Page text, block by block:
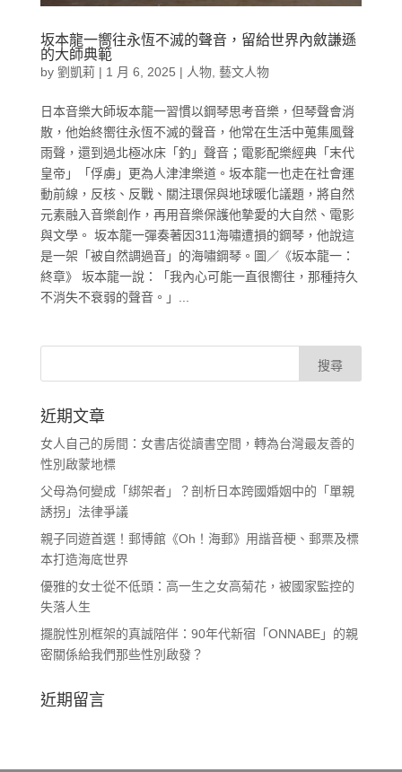
坂本龍一嚮往永恆不滅的聲音，留給世界內斂謙遜
的大師典範
by 劉凱莉| 1 月 6, 2025 | 人物, 藝文人物
日本音樂大師坂本龍一習慣以鋼琴思考音樂，但琴聲會消
散，他始終嚮往永恆不滅的聲音，他常在生活中蒐集風聲
雨聲，還到過北極冰床「釣」聲音；電影配樂經典「末代
皇帝」「俘虜」更為人津津樂道。坂本龍一也走在社會運
動前線，反核、反戰、關注環保與地球暖化議題，將自然
元素融入音樂創作，再用音樂保護他摯愛的大自然、電影
與文學。 坂本龍一彈奏著因311海嘯遭損的鋼琴，他說這
是一架「被自然調過音」的海嘯鋼琴。圖／《坂本龍一：
終章》 坂本龍一說：「我內心可能一直很嚮往，那種持久
不消失不衰弱的聲音。」...
近期文章
女人自己的房間：女書店從讀書空間，轉為台灣最友善的
性別啟蒙地標
父母為何變成「綁架者」？剖析日本跨國婚姻中的「單親
誘拐」法律爭議
親子同遊首選！郵博館《Oh！海郵》用諧音梗、郵票及標
本打造海底世界
優雅的女士從不低頭：高一生之女高菊花，被國家監控的
失落人生
擺脫性別框架的真誠陪伴：90年代新宿「ONNABE」的親
密關係給我們那些性別啟發？
近期留言